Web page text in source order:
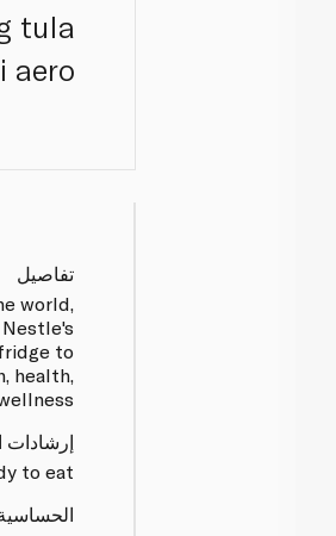
tula
تفاصيل
world,
to
health,
إرشادات
to eat.